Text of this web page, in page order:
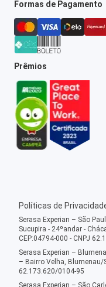
Formas de Pagamento
Prêmios
Políticas de
Serasa Experian – São
Sucupira - 24ºandar -
CEP:04794-000 - CNPJ
Serasa Experian –
– Bairro Velha, Blumenau/
62.173.620/0104-95
Serasa Experian – São